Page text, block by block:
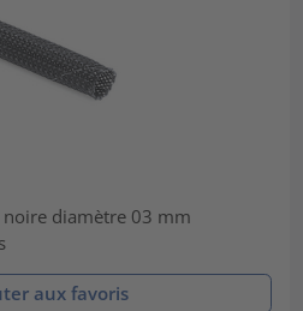
noire diamètre 03 mm
aux favoris